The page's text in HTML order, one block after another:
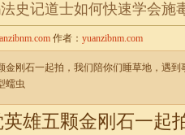
史记道士如何快速学会施
作者： yuanzibnm.com
金刚石一起拍，我们陪你们睡草地，遇
蠕虫
雄五颗金刚石一起